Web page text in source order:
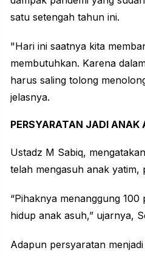
satu setengah tahun ini.
"Hari ini saatnya kita
membutuhkan. Karena
harus saling tolong
jelasnya.
PERSYARATAN JADI ANAK
Ustadz M Sabiq,
telah mengasuh anak yatim,
“Pihaknya menanggung
hidup anak asuh,” ujarnya,
Adapun persyaratan